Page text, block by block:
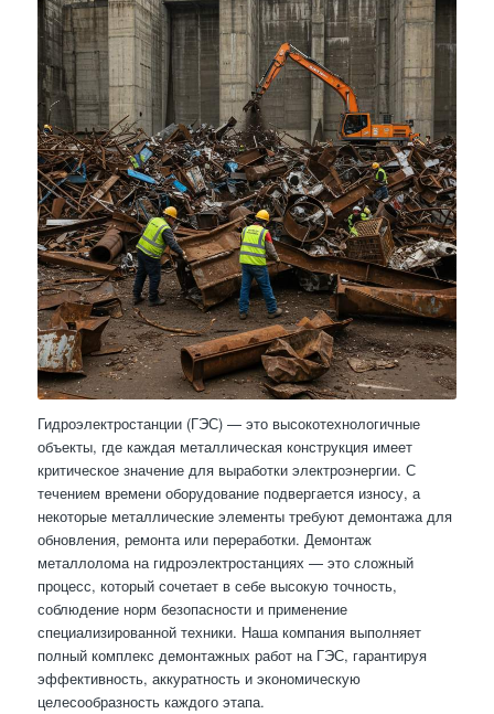
Гидроэлектростанции (ГЭС) — это высокотехнологичные
объекты, где каждая металлическая конструкция имеет
критическое значение для выработки электроэнергии. С
течением времени оборудование подвергается износу, а
некоторые металлические элементы требуют демонтажа для
обновления, ремонта или переработки. Демонтаж
металлолома на гидроэлектростанциях — это сложный
процесс, который сочетает в себе высокую точность,
соблюдение норм безопасности и применение
специализированной техники. Наша компания выполняет
полный комплекс демонтажных работ на ГЭС, гарантируя
эффективность, аккуратность и экономическую
целесообразность каждого этапа.